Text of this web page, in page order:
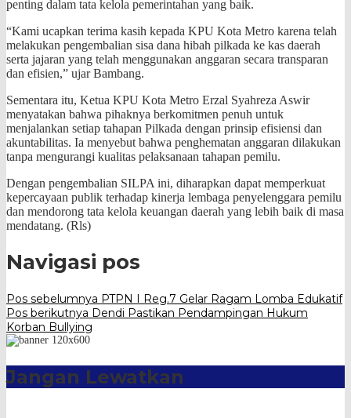
penting dalam tata kelola pemerintahan yang baik.
“Kami ucapkan terima kasih kepada KPU Kota Metro karena telah
melakukan pengembalian sisa dana hibah pilkada ke kas daerah
serta jajaran yang telah menggunakan anggaran secara transparan
dan efisien,” ujar Bambang.
Sementara itu, Ketua KPU Kota Metro Erzal Syahreza Aswir
menyatakan bahwa pihaknya berkomitmen penuh untuk
menjalankan setiap tahapan Pilkada dengan prinsip efisiensi dan
akuntabilitas. Ia menyebut bahwa penghematan anggaran dilakukan
tanpa mengurangi kualitas pelaksanaan tahapan pemilu.
Dengan pengembalian SILPA ini, diharapkan dapat memperkuat
kepercayaan publik terhadap kinerja lembaga penyelenggara pemilu
dan mendorong tata kelola keuangan daerah yang lebih baik di masa
mendatang. (Rls)
Navigasi pos
Pos sebelumnya PTPN I Reg.7 Gelar Ragam Lomba Edukatif
Pos berikutnya Dendi Pastikan Pendampingan Hukum
Korban Bullying
Jangan Lewatkan